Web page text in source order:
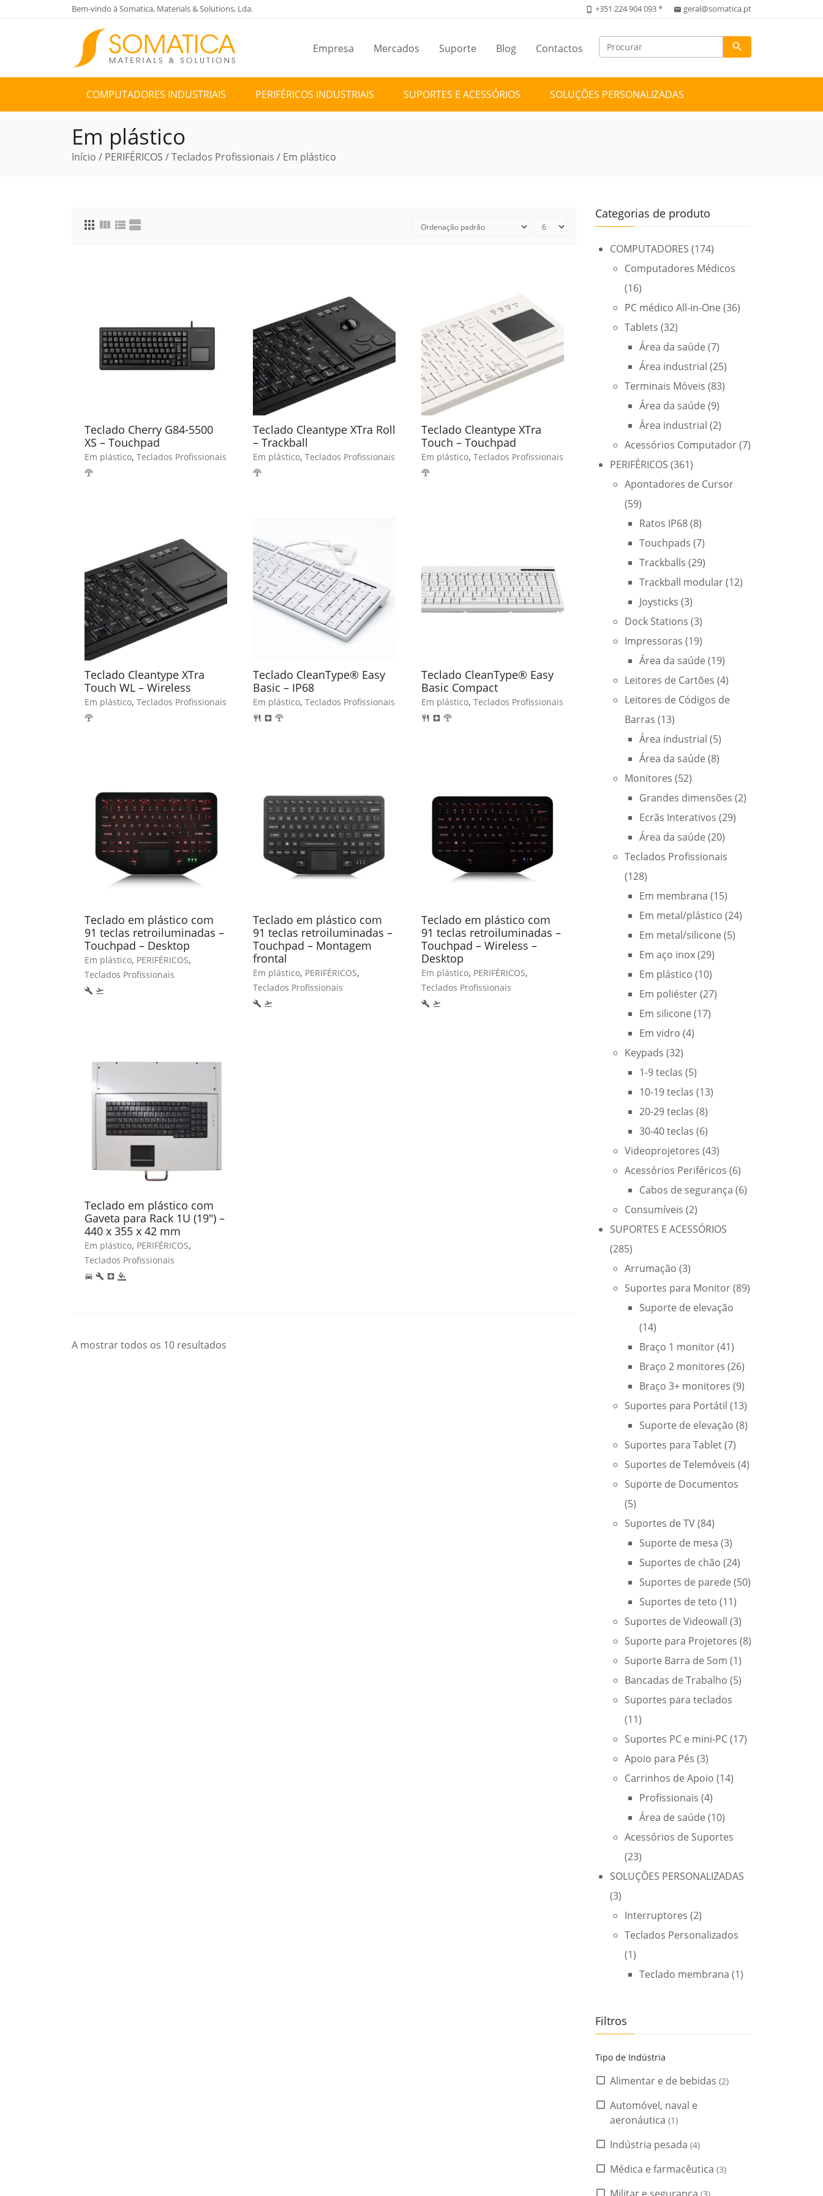
Bem-vindo à Somatica, Materials & Solutions, Lda. phone_iphone +351 224 904 093 * email geral@somatica.pt
search
Empresa Mercados Suporte Blog Contactos
COMPUTADORES INDUSTRIAIS PERIFÉRICOS INDUSTRIAIS SUPORTES E ACESSÓRIOS SOLUÇÕES PERSONALIZADAS
Em plástico
Início / PERIFÉRICOS /Teclados Profissionais / Em plástico
apps view_column view_list view_agenda
Teclado Cherry G84-5500
XS – Touchpad
Em plástico, Teclados Profissionais
settings_input_antenna
Teclado Cleantype XTra Roll
– Trackball
Em plástico, Teclados Profissionais
settings_input_antenna
Teclado Cleantype XTra
Touch – Touchpad
Em plástico, Teclados Profissionais
settings_input_antenna
Teclado Cleantype XTra
Touch WL – Wireless
Em plástico, Teclados Profissionais
settings_input_antenna
Teclado CleanType® Easy
Basic – IP68
Em plástico, Teclados Profissionais
restaurant local_hospital settings_input_antenna
Teclado CleanType® Easy
Basic Compact
Em plástico, Teclados Profissionais
restaurant local_hospital settings_input_antenna
Teclado em plástico com
91 teclas retroiluminadas –
Touchpad – Desktop
Em plástico, PERIFÉRICOS,
Teclados Profissionais
build flight_takeoff
Teclado em plástico com
91 teclas retroiluminadas –
Touchpad – Montagem
frontal
Em plástico, PERIFÉRICOS,
Teclados Profissionais
build flight_takeoff
Teclado em plástico com
91 teclas retroiluminadas –
Touchpad – Wireless –
Desktop
Em plástico, PERIFÉRICOS,
Teclados Profissionais
build flight_takeoff
Teclado em plástico com
Gaveta para Rack 1U (19″) –
440 x 355 x 42 mm
Em plástico, PERIFÉRICOS,
Teclados Profissionais
directions_car build local_hospital format_color_fill
A mostrar todos os 10 resultados
Categorias de produto
COMPUTADORES (174)
Computadores Médicos
(16)
PC médico All-in-One (36)
Tablets (32)
Área da saúde (7)
Área industrial (25)
Terminais Móveis (83)
Área da saúde (9)
Área industrial (2)
Acessórios Computador(7)
PERIFÉRICOS (361)
Apontadores de Cursor
(59)
Ratos IP68(8)
Touchpads (7)
Trackballs (29)
Trackball modular(12)
Joysticks (3)
Dock Stations (3)
Impressoras (19)
Área da saúde (19)
Leitores de Cartões (4)
Leitores de Códigos de
Barras (13)
Área industrial (5)
Área da saúde (8)
Monitores (52)
Grandes dimensões (2)
Ecrãs Interativos (29)
Área da saúde (20)
Teclados Profissionais
(128)
Em membrana (15)
Em metal/plástico (24)
Em metal/silicone (5)
Em aço inox(29)
Em plástico (10)
Em poliéster(27)
Em silicone (17)
Em vidro (4)
Keypads (32)
1-9 teclas (5)
10-19 teclas (13)
20-29 teclas (8)
30-40 teclas (6)
Videoprojetores (43)
Acessórios Periféricos (6)
Cabos de segurança (6)
Consumíveis (2)
SUPORTES E ACESSÓRIOS
(285)
Arrumação (3)
Suportes para Monitor(89)
Suporte de elevação
(14)
Braço 1 monitor(41)
Braço 2 monitores (26)
Braço 3+ monitores (9)
Suportes para Portátil (13)
Suporte de elevação (8)
Suportes para Tablet(7)
Suportes de Telemóveis (4)
Suporte de Documentos
(5)
Suportes de TV(84)
Suporte de mesa (3)
Suportes de chão (24)
Suportes de parede (50)
Suportes de teto (11)
Suportes de Videowall (3)
Suporte para Projetores (8)
Suporte Barra de Som (1)
Bancadas de Trabalho (5)
Suportes para teclados
(11)
Suportes PC e mini-PC(17)
Apoio para Pés (3)
Carrinhos de Apoio (14)
Profissionais (4)
Área de saúde (10)
Acessórios de Suportes
(23)
SOLUÇÕES PERSONALIZADAS
(3)
Interruptores (2)
Teclados Personalizados
(1)
Teclado membrana (1)
Filtros
Tipo de Indústria
Alimentar e de bebidas (2)
Automóvel, naval e
aeronáutica (1)
Indústria pesada (4)
Médica e farmacêutica (3)